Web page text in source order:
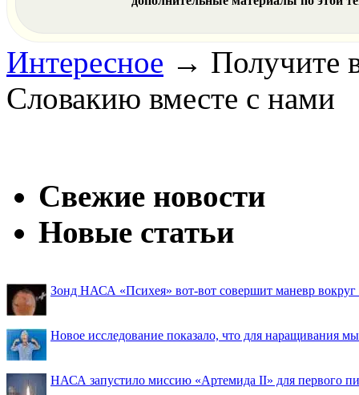
Интересное → Получите
Словакию вместе с нами
Свежие новости
Новые статьи
Зонд НАСА «Психея» вот-вот совершит маневр вокруг
Новое исследование показало, что для наращивания
НАСА запустило миссию «Артемида II» для первого